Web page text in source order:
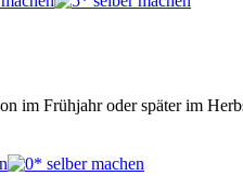
im Frühjahr oder später im